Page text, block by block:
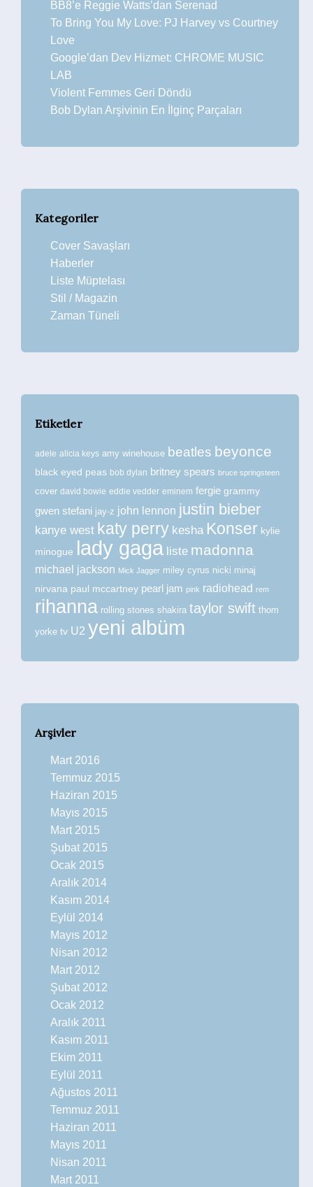
BB8’e Reggie Watts’dan Serenad
To Bring You My Love: PJ Harvey vs Courtney
Love
Google’dan Dev Hizmet: CHROME MUSIC
LAB
Violent Femmes Geri Döndü
Bob Dylan Arşivinin En İlginç Parçaları
Kategoriler
Cover Savaşları
Haberler
Liste Müptelası
Stil / Magazin
Zaman Tüneli
Etiketler
adele alicia keys amy winehouse beatles beyonce
black eyed peas bob dylan britney spears bruce springsteen
cover david bowie eddie vedder eminem fergie grammy
gwen stefani jay-z john lennon justin bieber
kanye west katy perry kesha Konser kylie
minogue lady gaga liste madonna
michael jackson Mick Jagger miley cyrus nicki minaj
nirvana paul mccartney pearl jam pink radiohead rem
rihanna rolling stones shakira taylor swift thom
yorke tv U2 yeni albüm
Arşivler
Mart 2016
Temmuz 2015
Haziran 2015
Mayıs 2015
Mart 2015
Şubat 2015
Ocak 2015
Aralık 2014
Kasım 2014
Eylül 2014
Mayıs 2012
Nisan 2012
Mart 2012
Şubat 2012
Ocak 2012
Aralık 2011
Kasım 2011
Ekim 2011
Eylül 2011
Ağustos 2011
Temmuz 2011
Haziran 2011
Mayıs 2011
Nisan 2011
Mart 2011